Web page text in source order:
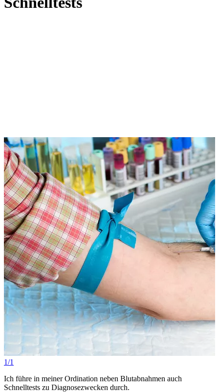
1/1
Ich führe in meiner Ordination neben Blutabnahmen auch
Schnelltests zu Diagnosezwecken durch.